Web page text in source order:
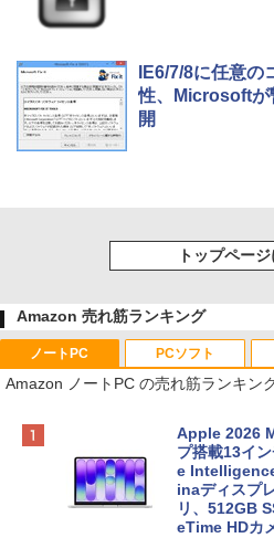
IE6/7/8に任意
性、Microsoftが
開
トップペー
Amazon 売れ筋ランキング
ノートPC
Amazon ノートPC の売れ筋ランキン
Apple 2026
プ搭載13イ
e
inaディスプ
リ、512GB
eTime HDカ
PCソフト